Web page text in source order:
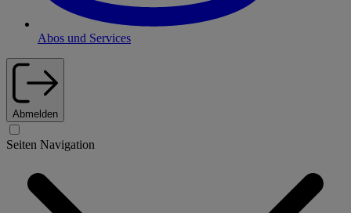
Abos und Services
Abmelden
Seiten Navigation